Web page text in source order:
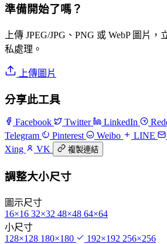
準備開始了嗎？
上傳 JPEG/JPG、PNG 或 WebP 圖片
私處理。
上傳圖片
分享此工具
Facebook Twitter LinkedIn
Telegram
Pinterest Weibo LINE
Xing
VK 複製連結
調整大小尺寸
圖示尺寸
16×16 32×32 48×48 64×64
小尺寸
128×128 180×180 192×192 256×256